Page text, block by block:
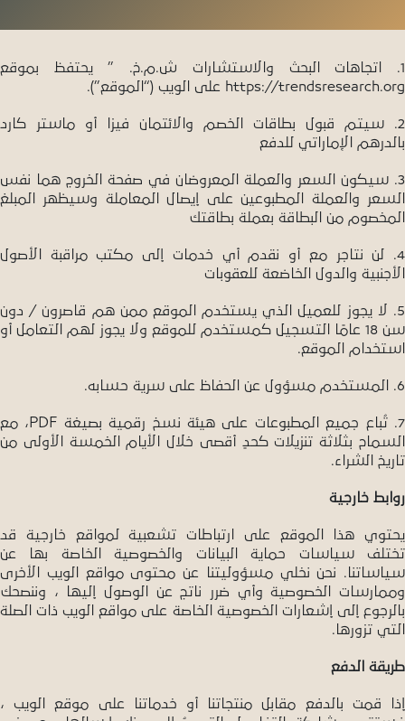
1. اتجاهات البحث والاستشارات ش.م.خ. ” يحتفظ بموقع
https://trendsresearch.org على الويب (“الموقع”).
2. سيتم قبول بطاقات الخصم والائتمان فيزا أو ماستر كارد
بالدرهم الإماراتي للدفع
3. سيكون السعر والعملة المعروضان في صفحة الخروج هما نفس
السعر والعملة المطبوعين على إيصال المعاملة وسيظهر المبلغ
المخصوم من البطاقة بعملة بطاقتك
4. لن نتاجر مع أو نقدم أي خدمات إلى مكتب مراقبة الأصول
الأجنبية والدول الخاضعة للعقوبات
5. لا يجوز للعميل الذي يستخدم الموقع ممن هم قاصرون / دون
سن 18 عامًا التسجيل كمستخدم للموقع ولا يجوز لهم التعامل أو
استخدام الموقع.
6. المستخدم مسؤول عن الحفاظ على سرية حسابه.
7. تُباع جميع المطبوعات على هيئة نسخ رقمية بصيغة PDF، مع
السماح بثلاثة تنزيلات كحدٍ أقصى خلال الأيام الخمسة الأولى من
تاريخ الشراء.
روابط خارجية
يحتوي هذا الموقع على ارتباطات تشعبية لمواقع خارجية قد
تختلف سياسات حماية البيانات والخصوصية الخاصة بها عن
سياساتنا. نحن نخلي مسؤوليتنا عن محتوى مواقع الويب الأخرى
وممارسات الخصوصية وأي ضرر ناتج عن الوصول إليها ، وننصحك
بالرجوع إلى إشعارات الخصوصية الخاصة على مواقع الويب ذات الصلة
التي تزورها.
طريقة الدفع
إذا قمت بالدفع مقابل منتجاتنا أو خدماتنا على موقع الويب ،